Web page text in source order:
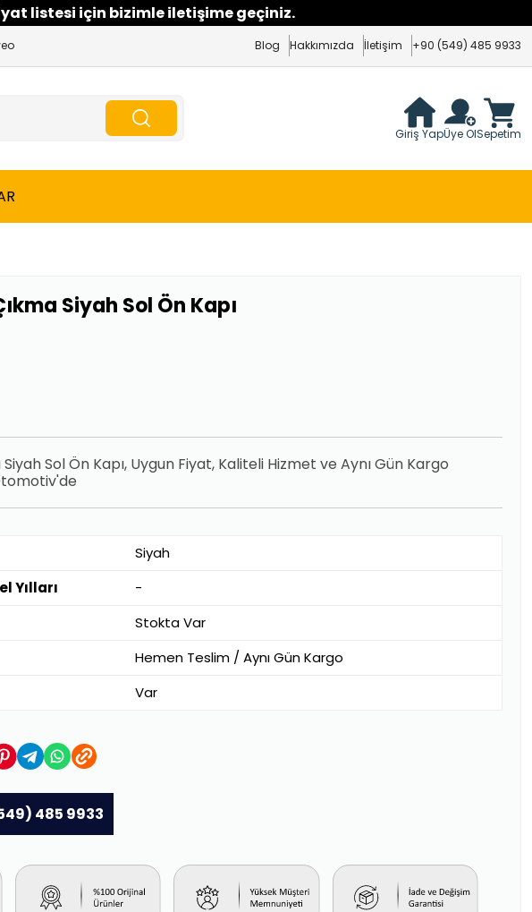
listesi için bizimle iletişime geçiniz.
Blog Hakkımızda İletişim +90 (549) 485 9933
Giriş YapÜye OlSepetim
Siyah Sol Ön Kapı
Sol Ön Kapı, Uygun Fiyat, Kaliteli Hizmet ve Aynı Gün Kargo
Siyah
Yılları
-
Stokta Var
Hemen Teslim / Aynı Gün Kargo
Var
485 9933